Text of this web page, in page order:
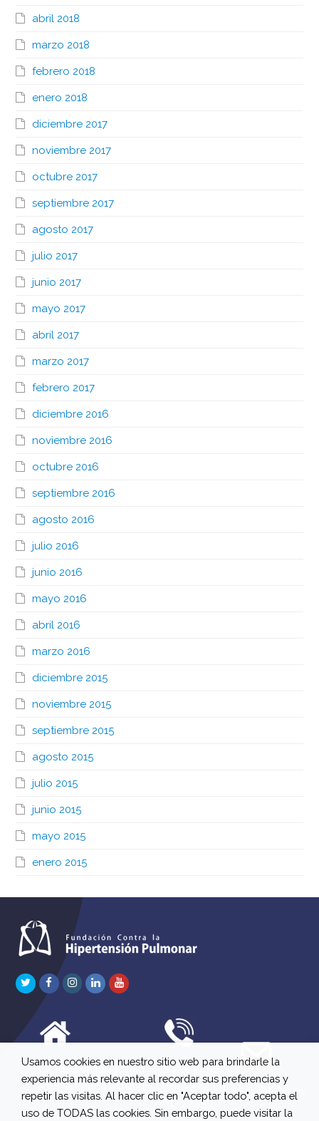
abril 2018
marzo 2018
febrero 2018
enero 2018
diciembre 2017
noviembre 2017
octubre 2017
septiembre 2017
agosto 2017
julio 2017
junio 2017
mayo 2017
abril 2017
marzo 2017
febrero 2017
diciembre 2016
noviembre 2016
octubre 2016
septiembre 2016
agosto 2016
julio 2016
junio 2016
mayo 2016
abril 2016
marzo 2016
diciembre 2015
noviembre 2015
septiembre 2015
agosto 2015
julio 2015
junio 2015
mayo 2015
enero 2015
TwitterFacebook
Instagram
LinkedInYoutube
C/ Río Jordán 7 bajo
A 28981 Parla Madrid
647 630 515
661 73 42 04
613 22 15 27
info@fchp.es
Usamos cookies en nuestro sitio web para brindarle la
experiencia más relevante al recordar sus preferencias y
repetir las visitas. Al hacer clic en "Aceptar todo", acepta el
uso de TODAS las cookies. Sin embargo, puede visitar la